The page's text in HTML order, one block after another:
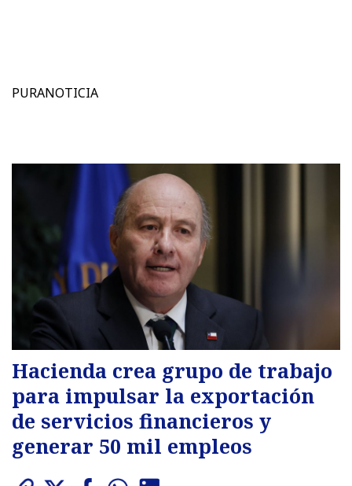
PURANOTICIA
Hacienda crea grupo de trabajo
para impulsar la exportación
de servicios financieros y
generar 50 mil empleos